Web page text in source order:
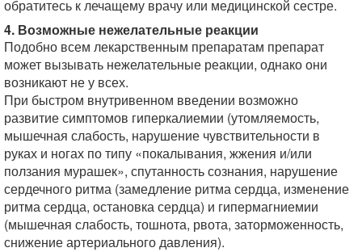
обратитесь к лечащему врачу или медицинской сестре.
4. Возможные нежелательные реакции
Подобно всем лекарственным препаратам препарат
может вызывать нежелательные реакции, однако они
возникают не у всех.
При быстром внутривенном введении возможно
развитие симптомов гиперкалиемии (утомляемость,
мышечная слабость, нарушение чувствительности в
руках и ногах по типу «покалывания, жжения и/или
ползания мурашек», спутанность сознания, нарушение
сердечного ритма (замедление ритма сердца, изменение
ритма сердца, остановка сердца) и гипермагниемии
(мышечная слабость, тошнота, рвота, заторможенность,
снижение артериального давления).